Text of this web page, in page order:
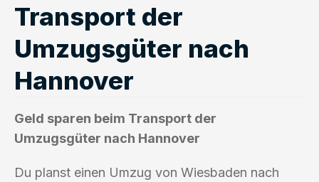
Transport der
Umzugsgüter nach
Hannover
Geld sparen beim Transport der
Umzugsgüter nach Hannover
Du planst einen Umzug von Wiesbaden nach